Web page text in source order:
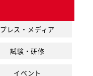
プレス・メディア
試験・研修
イベント